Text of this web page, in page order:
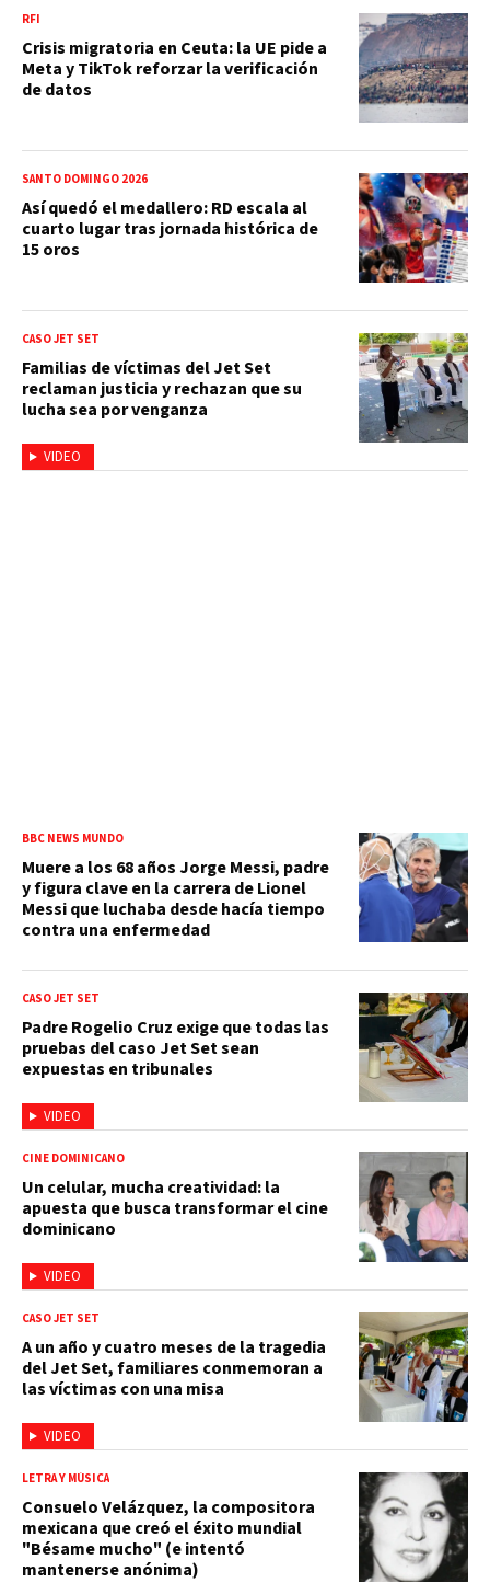
RFI
Crisis migratoria en Ceuta: la UE pide a
Meta y TikTok reforzar la verificación
de datos
SANTO DOMINGO 2026
Así quedó el medallero: RD escala al
cuarto lugar tras jornada histórica de
15 oros
VIDEO
CASO JET SET
Familias de víctimas del Jet Set
reclaman justicia y rechazan que su
lucha sea por venganza
BBC NEWS MUNDO
Muere a los 68 años Jorge Messi, padre
y figura clave en la carrera de Lionel
Messi que luchaba desde hacía tiempo
contra una enfermedad
VIDEO
CASO JET SET
Padre Rogelio Cruz exige que todas las
pruebas del caso Jet Set sean
expuestas en tribunales
VIDEO
CINE DOMINICANO
Un celular, mucha creatividad: la
apuesta que busca transformar el cine
dominicano
VIDEO
CASO JET SET
A un año y cuatro meses de la tragedia
del Jet Set, familiares conmemoran a
las víctimas con una misa
LETRA Y MÚSICA
Consuelo Velázquez, la compositora
mexicana que creó el éxito mundial
"Bésame mucho" (e intentó
mantenerse anónima)